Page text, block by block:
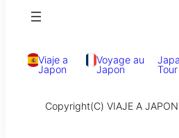
Viaje a
Japon
Voyage au
Japon
Tour
Copyright(C) VIAJE A